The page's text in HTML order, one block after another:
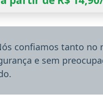
confiamos tanto
e sem